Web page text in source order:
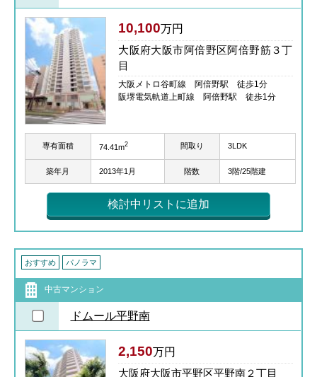
10,100万円
大阪府大阪市阿倍野区阿倍野筋３丁
目
大阪メトロ谷町線 阿倍野駅 徒歩1分
阪堺電気軌道上町線 阿倍野駅 徒歩1分
専有面積 74.41m2 間取り 3LDK
築年月 2013年1月 階数 3階/25階建
検討中リストに追加
おすすめ パノラマ
中古マンション
ドムール平野南
2,150万円
大阪府大阪市平野区平野南２丁目